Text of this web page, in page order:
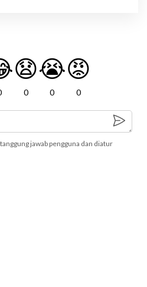
😧
0
😭
0
😡
0
jawab pengguna dan diatur